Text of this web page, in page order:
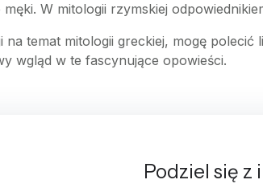
W mitologii rzymskiej
na temat mitologii greckiej, mogę
wgląd w te fascynujące opowieści.
Podziel się z